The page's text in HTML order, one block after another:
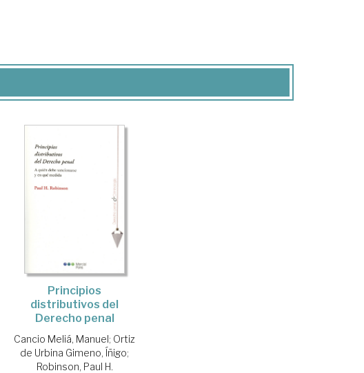
Principios
distributivos del
Derecho penal
Cancio Meliá, Manuel; Ortiz
de Urbina Gimeno, Íñigo;
Robinson, Paul H.